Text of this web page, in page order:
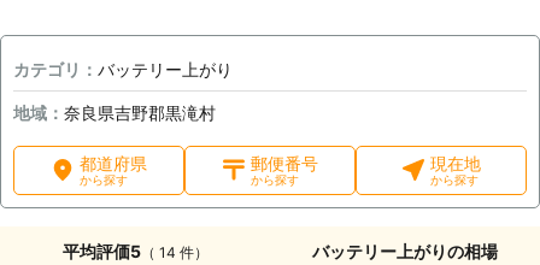
カテゴリ： バッテリー上がり
地域： 奈良県吉野郡黒滝村
都道府県
から探す
郵便番号
から探す
現在地
から探す
平均評価5（ 14 件） バッテリー上がりの相場